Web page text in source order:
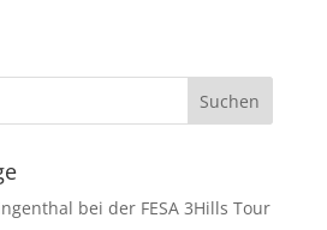
bei der FESA 3Hills Tour